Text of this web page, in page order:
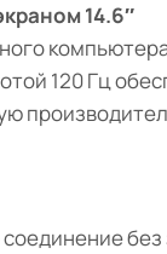
14.6″
120 Гц